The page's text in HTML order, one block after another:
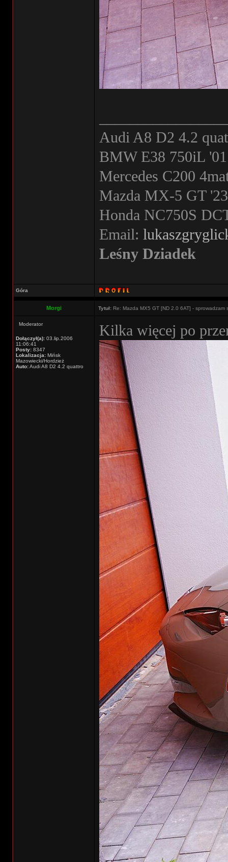
Audi A8 D2 4.2
BMW E38 750iL
Mercedes C200
Mazda MX-5 GT
Honda NC750S
Email:
Leśny Dziadek
Góra
Morgi Tytuł: Re: Mazda MX5 GT [ND 2.0 6AT] - sprowadzam
Moderator
Dołączył(a): 03.lip.2006
11:06:41
Posty: 8347
Lokalizacja: Mińsk
Mazowiecki/Hordzież
Auto:Audi A8 D2 4.2 quattro
Kilka więcej po